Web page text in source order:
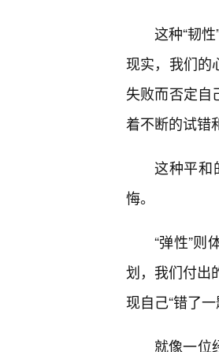
这种“韧
现实，我们的
失败而否定自
着不断的试错
这种平和
悔。
“弹性”则
划，我们付出
现自己“错了
就像一位